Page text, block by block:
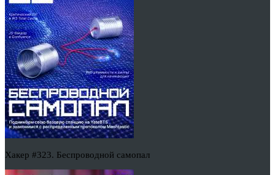
Хакер #323. Беспроводной самопал